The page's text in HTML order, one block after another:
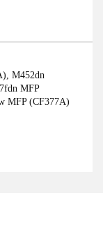
M452dn
MFP
MFP (CF377A)